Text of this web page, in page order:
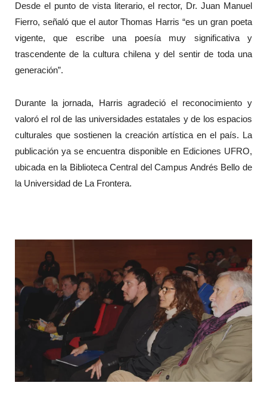
Desde el punto de vista literario, el rector, Dr. Juan Manuel
Fierro, señaló que el autor Thomas Harris “es un gran poeta
vigente, que escribe una poesía muy significativa y
trascendente de la cultura chilena y del sentir de toda una
generación”.
Durante la jornada, Harris agradeció el reconocimiento y
valoró el rol de las universidades estatales y de los espacios
culturales que sostienen la creación artística en el país. La
publicación ya se encuentra disponible en Ediciones UFRO,
ubicada en la Biblioteca Central del Campus Andrés Bello de
la Universidad de La Frontera.